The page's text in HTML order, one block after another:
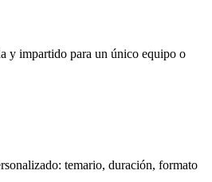
y impartido para un único equipo o
temario, duración, formato